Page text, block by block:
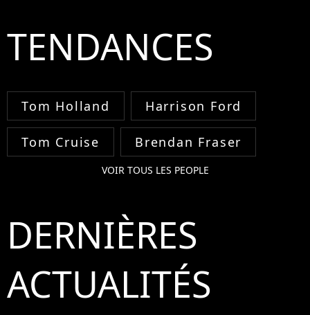
TENDANCES
Tom Holland Harrison Ford
Tom Cruise Brendan Fraser
VOIR TOUS LES PEOPLE
DERNIÈRES
ACTUALITÉS